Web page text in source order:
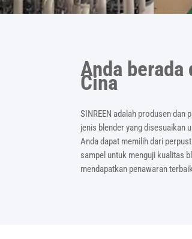
Anda
Cina
SINREEN adalah produsen
jenis blender yang disesuaikan
Anda dapat memilih dari
sampel untuk menguji kualitas
mendapatkan penawaran